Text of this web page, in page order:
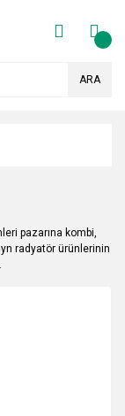
ARA
pazarına kombi,
radyatör ürünlerinin